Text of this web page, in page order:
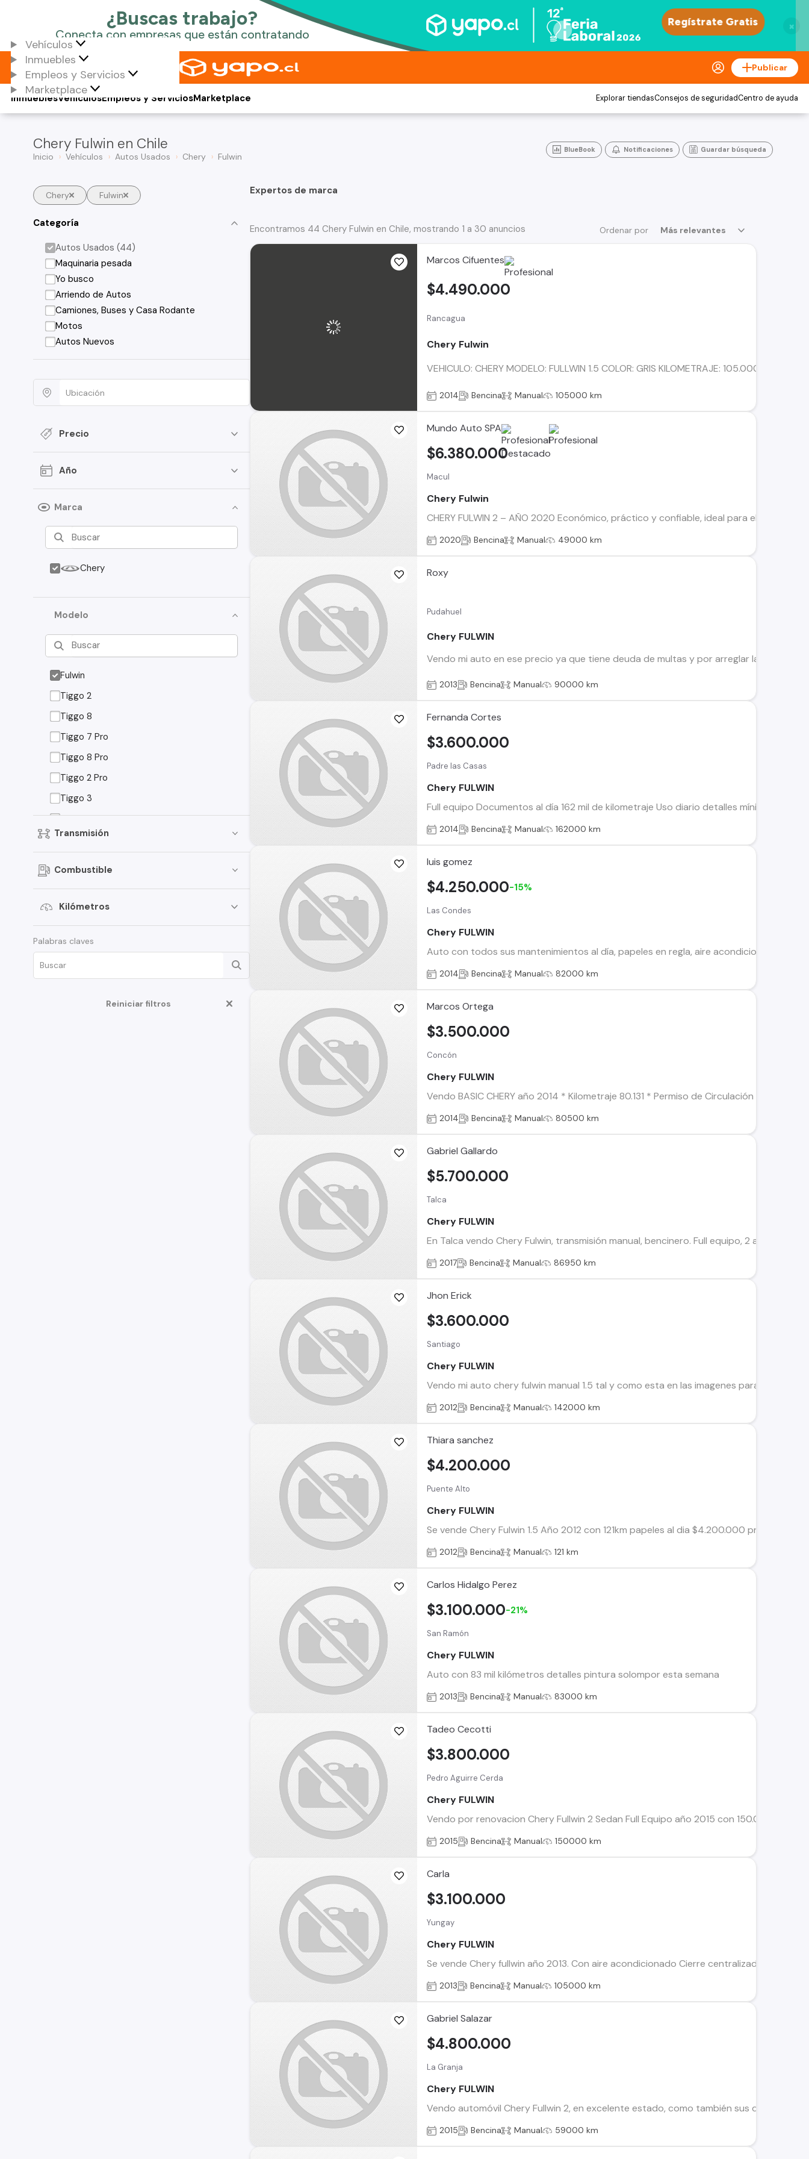
×
Vehículos
Inmuebles
Empleos y Servicios
Marketplace
Publicar
Vehículos
Inmuebles Empleos y ServiciosMarketplace Explorar tiendasConsejos de seguridadCentro de ayuda
Chery Fulwin en Chile
Inicio Vehículos Autos Usados Chery Fulwin
BlueBook Notificaciones Guardar búsqueda
Chery Fulwin
Categoría
Autos Usados (44)
Maquinaria pesada
Yo busco
Arriendo de Autos
Camiones, Buses y Casa Rodante
Motos
Autos Nuevos
Precio
Año
Marca
Chery
Modelo
Fulwin
Tiggo 2
Tiggo 8
Tiggo 7 Pro
Tiggo 8 Pro
Tiggo 2 Pro
Tiggo 3
Arrizo 3
Tiggo 7
S21
Tiggo 3 Pro
Grand Tiggo
Transmisión
Combustible
Kilómetros
Palabras claves
Reiniciar filtros
Expertos de marca
Ordenar por Más relevantes
Encontramos 44 Chery Fulwin en Chile, mostrando 1 a 30 anuncios
Marcos Cifuentes
Rancagua
Chery Fulwin
VEHICULO: CHERY MODELO: FULLWIN 1.5 COLOR: GRIS KILOMETRAJE: 105.000
$4.490.000
2014 Bencina Manual 105000 km
Mundo Auto SPA
Macul
Chery Fulwin
CHERY FULWIN 2 – AÑO 2020 Económico, práctico y confiable, ideal para el uso
$6.380.000
2020 Bencina Manual 49000 km
Roxy
Pudahuel
Chery FULWIN
Vendo mi auto en ese precio ya que tiene deuda de multas y por arreglar la caja que
2013 Bencina Manual 90000 km
Fernanda Cortes
Padre las Casas
Chery FULWIN
Full equipo Documentos al día 162 mil de kilometraje Uso diario detalles mínimos, solo
$3.600.000
2014 Bencina Manual 162000 km
luis gomez
Las Condes
Chery FULWIN
Auto con todos sus mantenimientos al día, papeles en regla, aire acondicionado en
$4.250.000-15%
2014 Bencina Manual 82000 km
Marcos Ortega
Concón
Chery FULWIN
Vendo BASIC CHERY año 2014 * Kilometraje 80.131 * Permiso de Circulación 2025 al
$3.500.000
2014 Bencina Manual 80500 km
Gabriel Gallardo
Talca
Chery FULWIN
En Talca vendo Chery Fulwin, transmisión manual, bencinero. Full equipo, 2 airbags,
$5.700.000
2017 Bencina Manual 86950 km
Jhon Erick
Santiago
Chery FULWIN
Vendo mi auto chery fulwin manual 1.5 tal y como esta en las imagenes para mayor
$3.600.000
2012 Bencina Manual 142000 km
Thiara sanchez
Puente Alto
Chery FULWIN
Se vende Chery Fulwin 1.5 Año 2012 con 121km papeles al dia $4.200.000 precio
$4.200.000
2012 Bencina Manual 121 km
Carlos Hidalgo Perez
San Ramón
Chery FULWIN
Auto con 83 mil kilómetros detalles pintura solompor esta semana
$3.100.000-21%
2013 Bencina Manual 83000 km
Tadeo Cecotti
Pedro Aguirre Cerda
Chery FULWIN
Vendo por renovacion Chery Fullwin 2 Sedan Full Equipo año 2015 con 150.000
$3.800.000
2015 Bencina Manual 150000 km
Carla
Yungay
Chery FULWIN
Se vende Chery fullwin año 2013. Con aire acondicionado Cierre centralizado Alza
$3.100.000
2013 Bencina Manual 105000 km
Gabriel Salazar
La Granja
Chery FULWIN
Vendo automóvil Chery Fullwin 2, en excelente estado, como también sus
$4.800.000
2015 Bencina Manual 59000 km